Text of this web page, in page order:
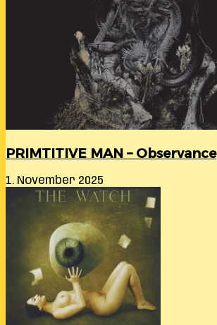
PRIMTITIVE MAN – Observance
1. November 2025